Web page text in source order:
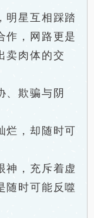
星互相踩踏
作，网路更是
卖肉体的交
欺骗与阴
，却随时可
，充斥着虚
随时可能反噬